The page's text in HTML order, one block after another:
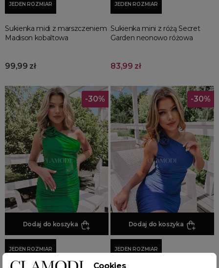
JEDEN ROZMIAR
Sukienka midi z marszczeniem
Madison kobaltowa
99,99 zł
JEDEN ROZMIAR
Sukienka mini z różą Secret
Garden neonowo różowa
83,99 zł
Dodaj do koszyka
JEDEN ROZMIAR
-30%
Dodaj do koszyka
JEDEN ROZMIAR
-30%
Cookies